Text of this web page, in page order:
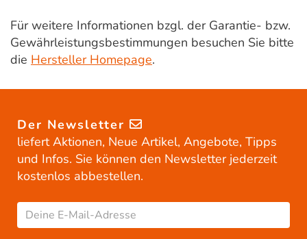
Für weitere Informationen bzgl. der Garantie- bzw.
Gewährleistungsbestimmungen besuchen Sie bitte
die Hersteller Homepage.
Der Newsletter
liefert Aktionen, Neue Artikel, Angebote, Tipps
und Infos. Sie können den Newsletter jederzeit
kostenlos abbestellen.